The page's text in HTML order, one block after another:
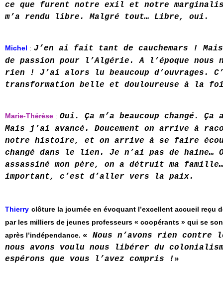
ce que furent notre exil et notre
m’a rendu libre. Malgré tout… Libre, oui .
Michel : J’en ai fait tant de cauchemars !
de passion pour l’Algérie. A l’époque nous
rien ! J’ai alors lu beaucoup d’ouvrages.
transformation belle et douloureuse à la
Marie-Thérèse : Oui. Ça m’a beaucoup changé.
Mais j’ai avancé. Doucement on arrive à
notre histoire, et on arrive à se faire
changé dans le lien. Je n’ai pas de haine…
assassiné mon père, on a détruit ma
important, c’est d’aller vers la paix.
Thierry clôture la journée en évoquant l’excellent accueil reçu
par les milliers de jeunes professeurs « coopérants » qui se
après l’indépendance. «
Nous n’avons rien contre
nous avons voulu nous libérer du
espérons que vous l’avez compris ! »